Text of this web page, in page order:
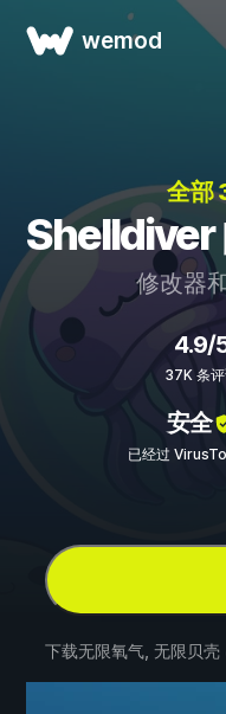
wemod
全部
Shelldiver
修改器
4.9/
37K 条
安全
已经过
下载无限氧气, 无限贝壳